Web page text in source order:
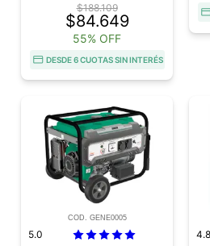
$188.109
$84.649
55% OFF
DESDE 6 CUOTAS SIN INTERÉS
COD. GENE0005
5.0
4.8